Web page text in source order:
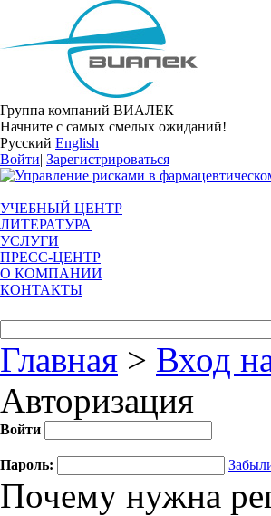
Группа компаний ВИАЛЕК
Начните с самых смелых ожиданий!
Русский English
Войти| Зарегистрироваться
УЧЕБНЫЙ ЦЕНТР
ЛИТЕРАТУРА
УСЛУГИ
ПРЕСС-ЦЕНТР
О КОМПАНИИ
КОНТАКТЫ
Главная > Вход
Авторизация
Войти
Пароль:
Почему нужна